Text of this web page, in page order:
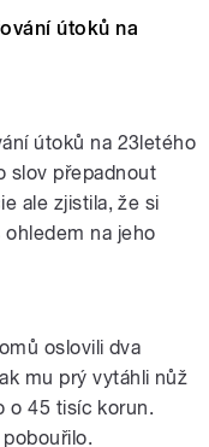
útoků na
útoků na 23letého
slov přepadnout
ale zjistila, že si
na jeho
oslovili dva
mu prý vytáhli nůž
o 45 tisíc korun.